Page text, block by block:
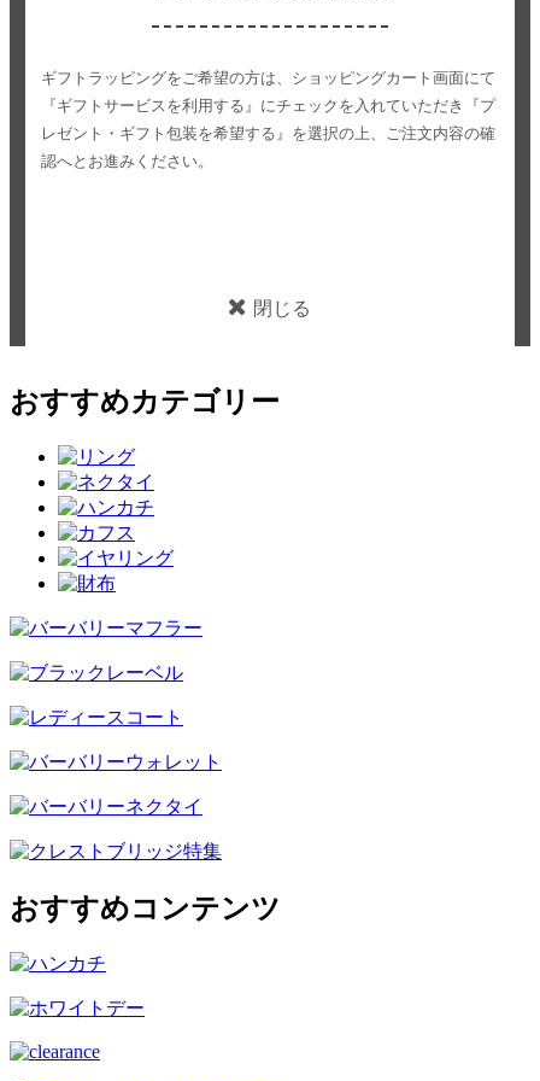
ギフトラッピングをご希望の方は、ショッピングカート画面にて
『ギフトサービスを利用する』にチェックを入れていただき
『プ
レゼント・ギフト包装を希望する』を選択の上、ご注文内容の確
認へとお進みください。
閉じる
おすすめカテゴリー
おすすめコンテンツ